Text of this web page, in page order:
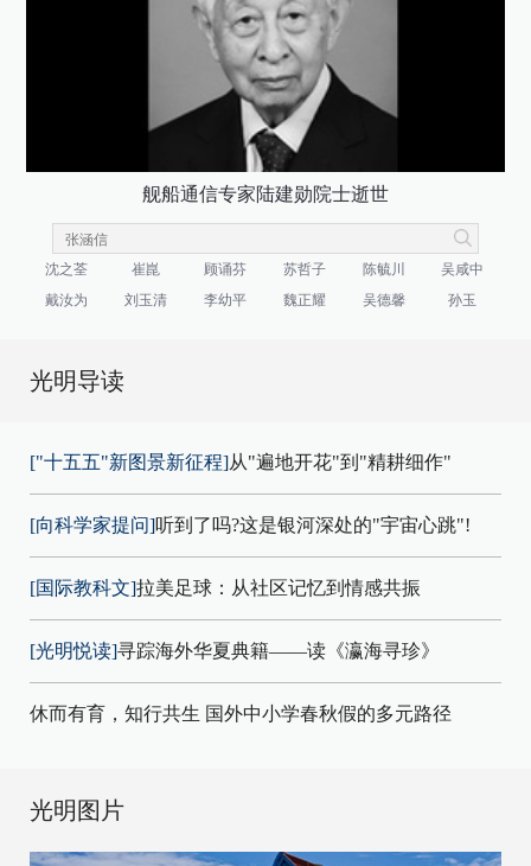
舰船通信专家陆建勋院士逝世
沈之荃 崔崑 顾诵芬 苏哲子 陈毓川
吴咸中
戴汝为
刘玉清 李幼平 魏正耀 吴德馨 孙玉
光明导读
["十五五"新图景新征程]从"遍地开花"到"精耕细作"
[向科学家提问]听到了吗?这是银河深处的"宇宙心跳"!
[国际教科文]拉美足球：从社区记忆到情感共振
[光明悦读]寻踪海外华夏典籍——读《瀛海寻珍》
休而有育，知行共生 国外中小学春秋假的多元路径
光明图片